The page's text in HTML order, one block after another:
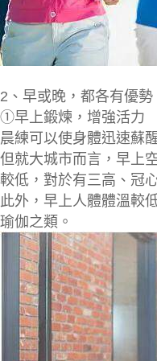
2、 早或晚，都各有優勢
①早上鍛煉，增強活力
晨練可以使身體迅速蘇
但就大城市而言，早上
較低 ， 對於有三高、冠
此外，早上人體體溫較
瑜伽之類。